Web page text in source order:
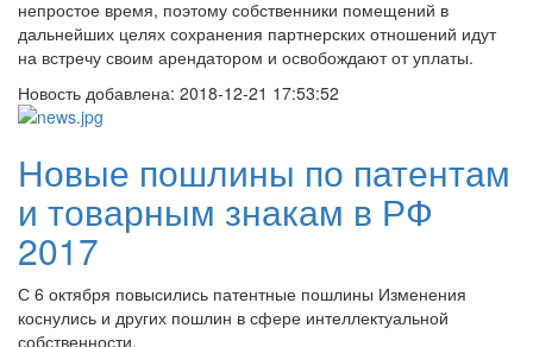
непростое время, поэтому собственники помещений в
дальнейших целях сохранения партнерских отношений идут
на встречу своим арендатором и освобождают от уплаты.
Новость добавлена: 2018-12-21 17:53:52
Новые пошлины по патентам
и товарным знакам в РФ
2017
С 6 октября повысились патентные пошлины Изменения
коснулись и других пошлин в сфере интеллектуальной
собственности.